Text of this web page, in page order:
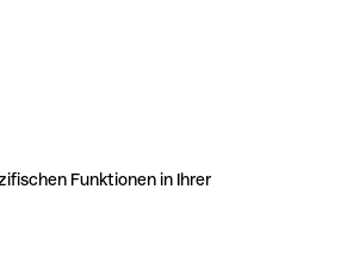
Funktionen in Ihrer